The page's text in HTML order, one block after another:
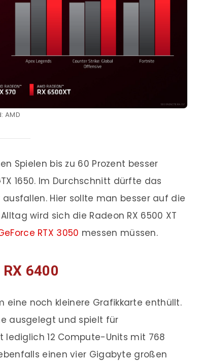
AMD
Spielen bis zu 60 Prozent besser
1650. Im Durchschnitt dürfte das
Hier sollte man besser auf die
wird sich die Radeon RX 6500 XT
RTX 3050 messen müssen.
6400
eine noch kleinere Grafikkarte enthüllt.
ausgelegt und spielt für
lediglich 12 Compute-Units mit 768
einen vier Gigabyte großen